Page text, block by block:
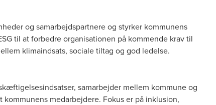
og samarbejdspartnere og styrker kommunens
til at forbedre organisationen på kommende krav til
klimaindsats, sociale tiltag og god ledelse.
samarbejder mellem kommune og
medarbejdere. Fokus er på inklusion,